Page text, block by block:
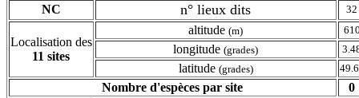
NC n° lieux dits 32
Localisation des
11sites
altitude(m)
longitude(grades)
latitude (grades)
Nombre d'espèces par site
0